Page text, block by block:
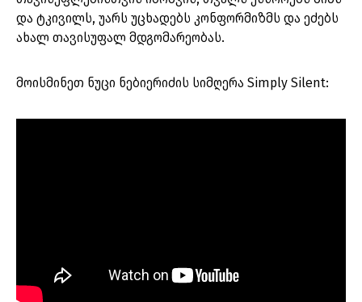
და ტკივილს, უარს უცხადებს კონფორმიზმს და ეძებს
ახალ თავისუფალ მდგომარეობას.
მოისმინეთ ნუცი ნებიერიძის სიმღერა Simply Silent: